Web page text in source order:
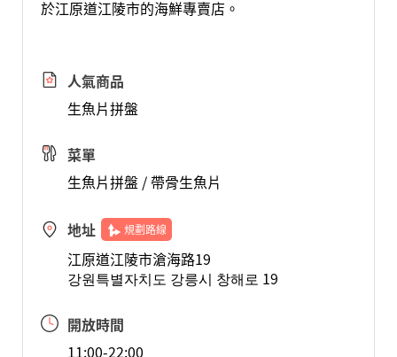
於江原道江陵市的海鮮專賣店。
人氣商品
生魚片拼盤
菜單
生魚片拼盤 / 帶骨生魚片
地址 規劃路線
江原道江陵市滄海路19
강원특별자치도 강릉시 창해로 19
開放時間
11:00-22:00